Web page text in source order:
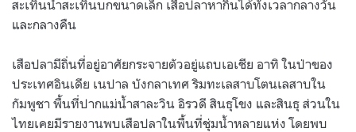
สะเทินน้ำสะเทินบกขนาดเล็ก เสือปลาหากินได้ทั้งเวลากลางวัน
และกลางคืน
เสือปลามีถิ่นที่อยู่อาศัยกระจายตัวอยู่แถบเอเชีย อาทิ ในป่าของ
ประเทศอินเดีย เนปาล บังกลาเทศ ริมทะเลสาบโตนเลสาบใน
กัมพูชา พื้นที่ปากแม่น้ำสาละวิน อิรวดี สินธุโขง และสินธุ ส่วนใน
ไทยเคยมีรายงานพบเสือปลาในพื้นที่ชุ่มน้ำหลายแห่ง โดยพบ